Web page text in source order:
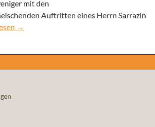
mit den
Auftritten eines Herrn Sarrazin
Deutschland im Mai 2012
→